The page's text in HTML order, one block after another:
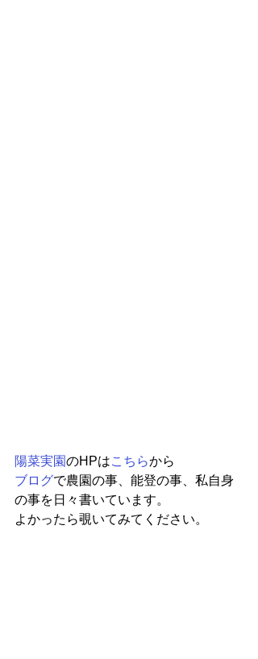
陽菜実園のHPはこちらから
ブログで農園の事、能登の事、私自身
の事を日々書いています。
よかったら覗いてみてください。